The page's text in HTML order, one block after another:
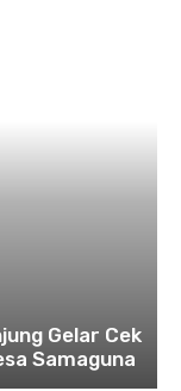
Gelar Cek
Samaguna